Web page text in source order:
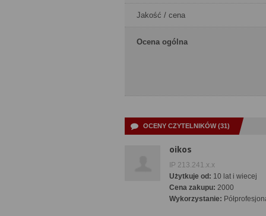
Jakość / cena
Ocena ogólna
OCENY CZYTELNIKÓW (31)
oikos
IP 213.241.x.x
Użytkuje od: 10 lat i wiecej
Cena zakupu: 2000
Wykorzystanie: